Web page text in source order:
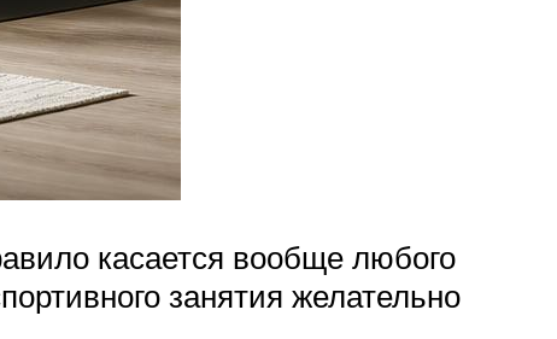
касается вообще любого
занятия желательно